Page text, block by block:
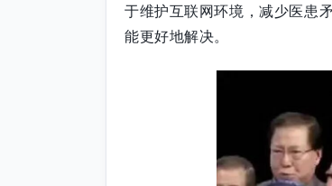
于维护互联网环境，减少医患
能更好地解决。